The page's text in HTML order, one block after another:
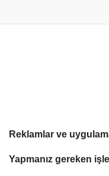
Reklamlar ve
Yapmanız gereken